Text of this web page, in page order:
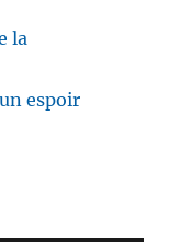
la
espoir